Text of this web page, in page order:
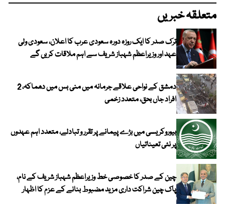
متعلقہ خبریں
ترک صدر کا ایک روزہ دورہ سعودی عرب کا اعلان، سعودی ولی
عہد اور وزیراعظم شہباز شریف سے اہم ملاقات کریں گے
دمشق کے نواحی علاقے جرمانہ میں منی بس میں دھماکہ، 2
افراد جاں بحق، متعدد زخمی
بیوروکریسی میں بڑے پیمانے پر تقرر و تبادلے، متعدد اہم عہدوں
پر نئی تعیناتیاں
چین کے صدر کا خصوصی خط وزیراعظم شہباز شریف کے نام،
پاک چین شراکت داری مزید مضبوط بنانے کے عزم کا اظہار